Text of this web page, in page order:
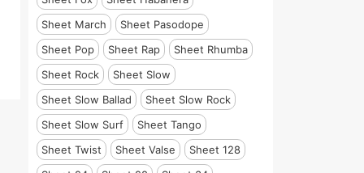
Sheet March
Sheet Pasodope
Sheet Pop
Sheet Rap
Sheet Rhumba
Sheet Rock
Sheet Slow
Sheet Slow Ballad
Sheet Slow Rock
Sheet Slow Surf
Sheet Tango
Sheet Twist
Sheet Valse
Sheet 128